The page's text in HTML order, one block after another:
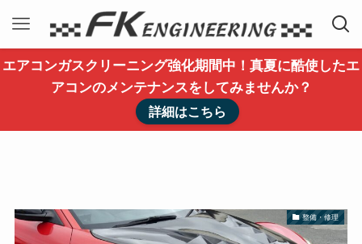
エアコンガスクリーニング強化期間中！真夏に酷使したエ
アコンのメンテナンスをしてみませんか？
詳細はこちら
整備・修理